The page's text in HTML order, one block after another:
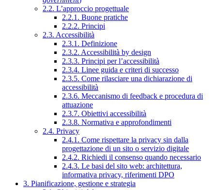
2.2. L’approccio progettuale
2.2.1. Buone pratiche
2.2.2. Principi
2.3. Accessibilità
2.3.1. Definizione
2.3.2. Accessibilità by design
2.3.3. Principi per l’accessibilità
2.3.4. Linee guida e criteri di successo
2.3.5. Come rilasciare una dichiarazione di
accessibilità
2.3.6. Meccanismo di feedback e procedura di
attuazione
2.3.7. Obiettivi accessibilità
2.3.8. Normativa e approfondimenti
2.4. Privacy
2.4.1. Come rispettare la privacy sin dalla
progettazione di un sito o servizio digitale
2.4.2. Richiedi il consenso quando necessario
2.4.3. Le basi del sito web: architettura,
informativa privacy, riferimenti DPO
3. Pianificazione, gestione e strategia